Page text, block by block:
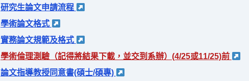
研究生論文申請流程
學術論文格式
實務論文規範及格式
學術倫理測驗（記得將結果下載，並交到系辦）(4/25或11/25)前
論文指導教授同意書(碩士/碩專)